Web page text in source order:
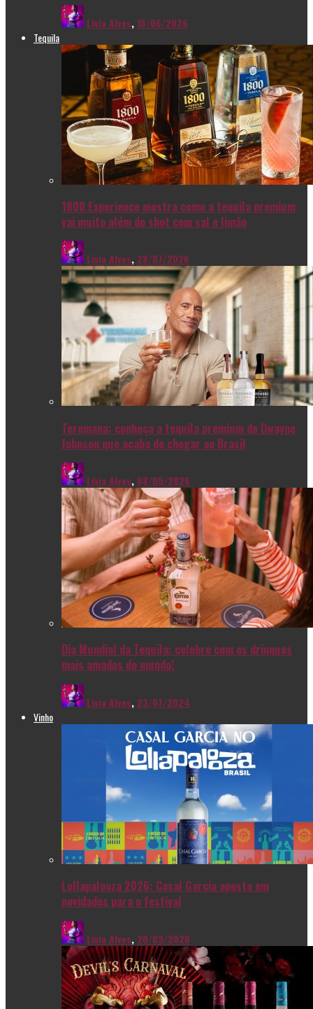
Livia Alves,16/06/2026
Tequila
1800 Experience mostra como a tequila premium
vai muito além do shot com sal e limão
Livia Alves, 28/07/2026
Teremana: conheça a tequila premium de Dwayne
Johnson que acaba de chegar ao Brasil
Livia Alves, 08/05/2026
Dia Mundial da Tequila: celebre com os drinques
mais amados do mundo!
Livia Alves, 23/07/2024
Vinho
Lollapalooza 2026: Casal Garcia aposta em
novidades para o festival
Livia Alves, 20/03/2026